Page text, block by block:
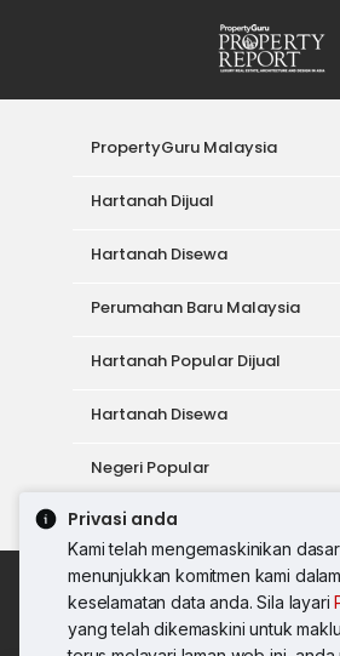
Privasi anda
Kami telah mengemaskinikan
menunjukkan komitmen kami
keselamatan data anda. Sila layari
yang telah dikemaskini untuk
PropertyGuru Malaysia
Hartanah Dijual
Hartanah Disewa
Perumahan Baru Malaysia
Hartanah Popular Dijual
Hartanah Disewa
Negeri Popular
Alat
Dasar Penggunaan
Syarat Perkhidmatan
Syarat Pembelian